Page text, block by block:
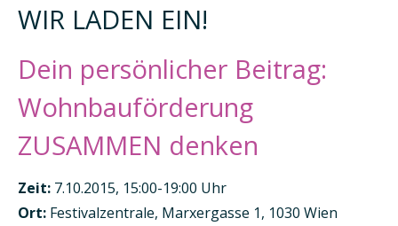
WIR LADEN EIN!
Dein persönlicher Beitrag:
Wohnbauförderung
ZUSAMMEN denken
Zeit: 7.10.2015, 15:00-19:00 Uhr
Ort: Festivalzentrale, Marxergasse 1, 1030 Wien